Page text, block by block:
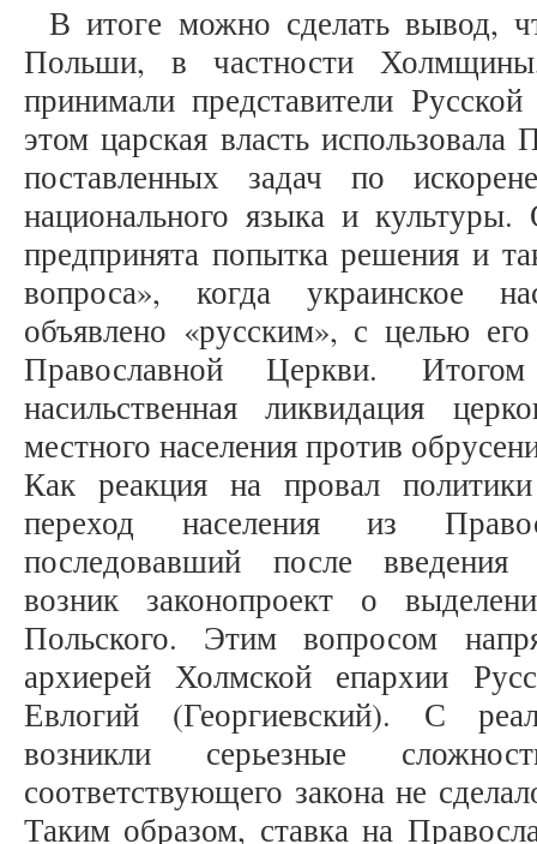
В итоге можно сделать вывод,
Польши, в частности
принимали представители
этом царская власть
поставленных задач по
национального языка и
предпринята попытка решения и
вопроса», когда украинское
объявлено «русским», с целью
Православной Церкви.
насильственная ликвидация
местного населения против
Как реакция на провал
переход населения из
последовавший после введения
возник законопроект о
Польского. Этим вопросом
архиерей Холмской епархии
Евлогий (Георгиевский). С
возникли серьезные
соответствующего закона не
Таким образом, ставка на